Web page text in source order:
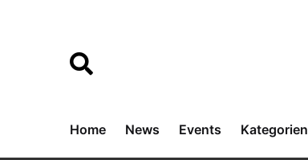
Home News Events Kategorien